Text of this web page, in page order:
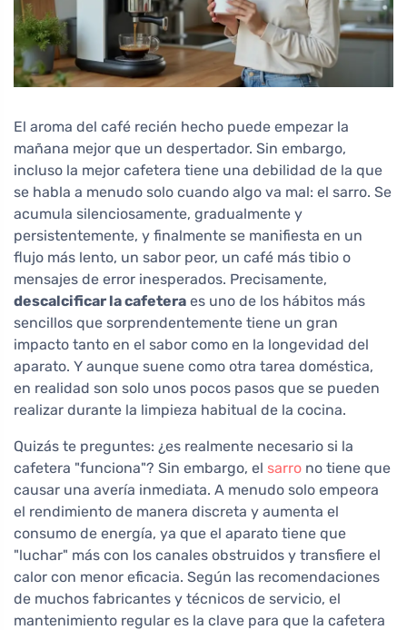
El aroma del café recién hecho puede empezar la
mañana mejor que un despertador. Sin embargo,
incluso la mejor cafetera tiene una debilidad de la que
se habla a menudo solo cuando algo va mal: el sarro. Se
acumula silenciosamente, gradualmente y
persistentemente, y finalmente se manifiesta en un
flujo más lento, un sabor peor, un café más tibio o
mensajes de error inesperados. Precisamente,
descalcificar la cafetera es uno de los hábitos más
sencillos que sorprendentemente tiene un gran
impacto tanto en el sabor como en la longevidad del
aparato. Y aunque suene como otra tarea doméstica,
en realidad son solo unos pocos pasos que se pueden
realizar durante la limpieza habitual de la cocina.
Quizás te preguntes: ¿es realmente necesario si la
cafetera "funciona"? Sin embargo, el sarro no tiene que
causar una avería inmediata. A menudo solo empeora
el rendimiento de manera discreta y aumenta el
consumo de energía, ya que el aparato tiene que
"luchar" más con los canales obstruidos y transfiere el
calor con menor eficacia. Según las recomendaciones
de muchos fabricantes y técnicos de servicio, el
mantenimiento regular es la clave para que la cafetera